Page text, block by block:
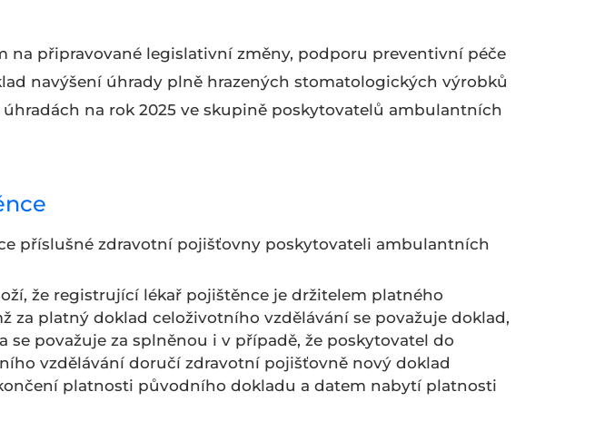
na připravované legislativní změny, podporu preventivní péče
navýšení úhrady plně hrazených stomatologických výrobků
na rok 2025 ve skupině poskytovatelů ambulantních
příslušné zdravotní pojišťovny poskytovateli ambulantních
že registrující lékař pojištěnce je držitelem platného
platný doklad celoživotního vzdělávání se považuje doklad,
považuje za splněnou i v případě, že poskytovatel do
vzdělávání doručí zdravotní pojišťovně nový doklad
platnosti původního dokladu a datem nabytí platnosti